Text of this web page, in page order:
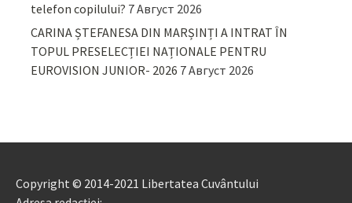
telefon copilului? 7 Август 2026
CARINA ȘTEFANESA DIN MARȘINȚI A INTRAT ÎN
TOPUL PRESELECȚIEI NAȚIONALE PENTRU
EUROVISION JUNIOR- 2026 7 Август 2026
Copyright © 2014-2021 Libertatea Cuvântului